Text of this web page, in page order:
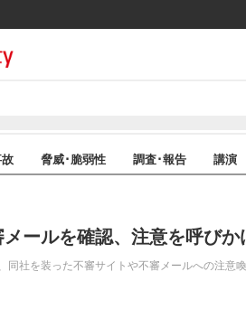
故 脅威･脆弱性 調査･報告 講演
ールを確認、注意を呼びか
社を装った不審サイトや不審メールへの注意喚